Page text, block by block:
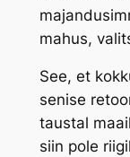
mahus,
See, et
senise
taustal
siin pole